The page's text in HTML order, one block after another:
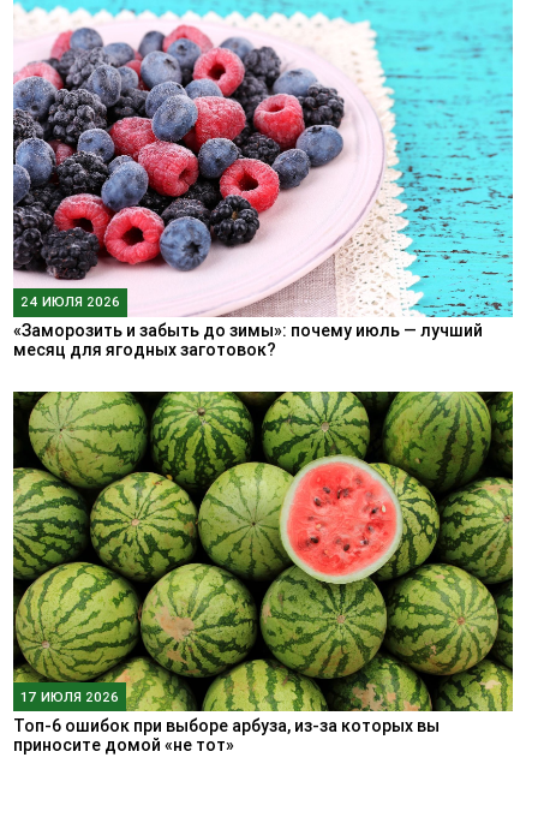
24 ИЮЛЯ 2026
«Заморозить и забыть до зимы»: почему июль — лучший
месяц для ягодных заготовок?
17 ИЮЛЯ 2026
Топ-6 ошибок при выборе арбуза, из-за которых вы
приносите домой «не тот»